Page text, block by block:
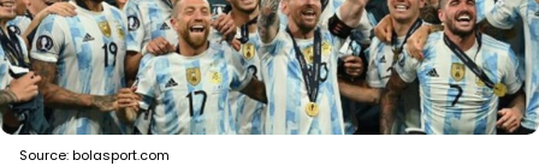
Source: bolasport.com